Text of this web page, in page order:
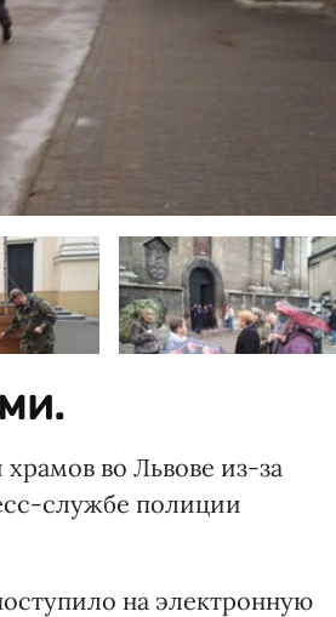
во Львове из-за
службе полиции
на электронную